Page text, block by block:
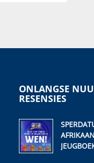
ONLANGSE
RESENSIES
Skryf ’n